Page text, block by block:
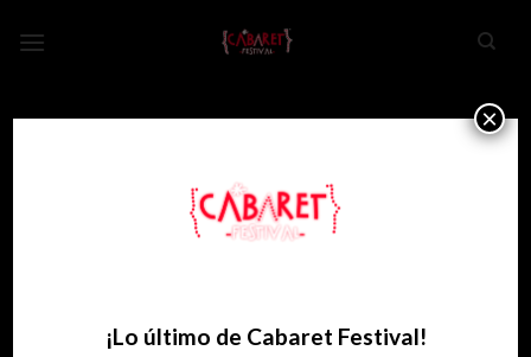
¡Lo último de Cabaret Festival!
×